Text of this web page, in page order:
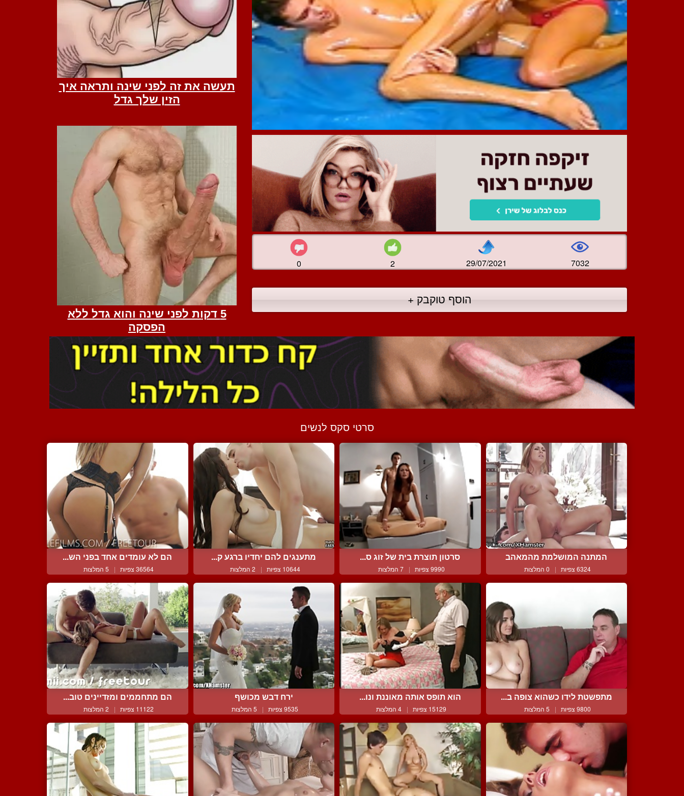
0 2 29/07/2021 7032
הוסף טוקבק +
סרטי סקס לנשים
המתנה המושלמת מהמאהב
6324 צפיות | 0 המלצות
סרטון תוצרת בית של זוג ס...
9990 צפיות | 7 המלצות
מתענגים להם יחדיו ברגע ק...
10644 צפיות | 2 המלצות
הם לא עומדים אחד בפני הש...
36564 צפיות | 5 המלצות
מתפשטת לידו כשהוא צופה ב...
9800 צפיות | 5 המלצות
הוא תופס אותה מאוננת ונו...
15129 צפיות | 4 המלצות
ירח דבש מכושף
9535 צפיות | 5 המלצות
הם מתחממים ומזדיינים טוב...
11122 צפיות | 2 המלצות